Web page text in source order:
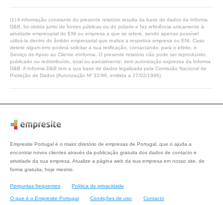
(1) A informação constante do presente relatório resulta da base de dados da Informa
D&B, foi obtida junto de fontes públicas ou do próprio e faz referência unicamente à
atividade empresarial do ENI ou empresa a que se refere, sendo apenas possível
utilizá-la dentro do âmbito empresarial que realiza a respetiva empresa ou ENI. Caso
detete algum erro poderá solicitar a sua retificação, contactando, para o efeito, o
Serviço de Apoio ao Cliente eInforma. O presente relatório não pode ser reproduzido,
publicado ou redistribuído, total ou parcialmente, sem autorização expressa da Informa
D&B. A Informa D&B tem a sua base de dados legalizada pela Comissão Nacional de
Proteção de Dados (Autorização Nº 32/96, emitida a 27/02/1996).
Empresite Portugal é o maior diretório de empresas de Portugal, que o ajuda a
encontrar novos clientes através da publicação gratuita dos dados de contacto e
atividade da sua empresa. Atualize a página web da sua empresa em nosso site, de
forma gratuita, hoje mesmo.
Perguntas frequentes Política de privacidade
O que é o Empresite Portugal Condições de uso Contacto